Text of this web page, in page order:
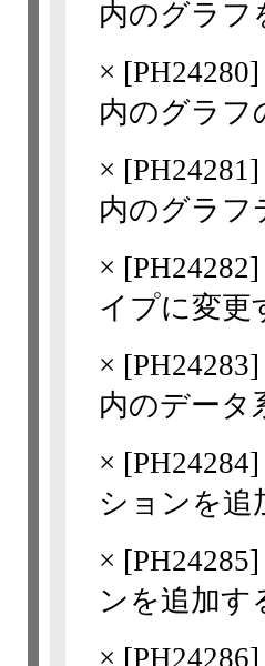
内のグラフ
× [PH24280]
内のグラフ
× [PH24281]
内のグラフ
× [PH24282]
イプに変更
× [PH24283]
内のデータ
× [PH24284]
ションを追
× [PH24285]
ンを追加す
× [PH24286]